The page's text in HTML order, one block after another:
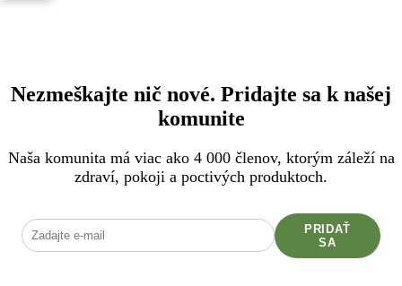
Nezmeškajte nič nové. Pridajte sa k našej
komunite
Naša komunita má viac ako 4 000 členov, ktorým záleží na
zdraví, pokoji a poctivých produktoch.
PRIDAŤ
SA